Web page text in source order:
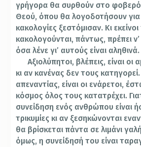
γρήγορα θα συρθούν στο φοβερό
Θεού, όπου θα λογοδοτήσουν
κακολογίες ξεστόμισαν. Κι
κακολογούνται, πάντως, πρέπει
όσα λένε γι’ αυτούς είναι αληθινά.
Αξιολύπητοι, βλέπεις, είναι
κι αν κανένας δεν τους κατηγορεί.
απεναντίας, είναι οι ενάρετοι,
κόσμος όλος τους κατατρέχει.
συνείδηση ενός ανθρώπου είναι
τρικυμίες κι αν ξεσηκώνονται
θα βρίσκεται πάντα σε λιμάνι
όμως, η συνείδησή του είναι